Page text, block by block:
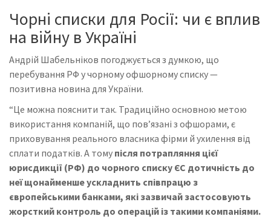
Чорні списки для Росії: чи є вплив
на війну в Україні
Андрій Шабельніков погоджується з думкою, що
перебування РФ у чорному офшорному списку —
позитивна новина для України.
“Це можна пояснити так. Традиційно основною метою
використання компаній, що повʼязані з офшорами, є
приховування реального власника фірми й ухилення від
сплати податків. А тому після потрапляння цієї
юрисдикції (РФ) до чорного списку ЄС дотичність до
неї щонайменше ускладнить співпрацю з
європейськими банками, які зазвичай застосовують
жорсткий контроль до операцій із такими компаніями.